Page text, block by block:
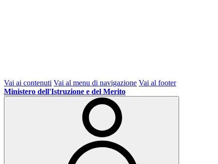
Vai ai contenuti Vai al menu di navigazione Vai al footer
Ministero dell'Istruzione e del Merito